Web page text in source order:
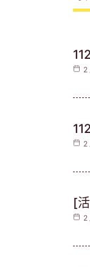
2
2
[
2